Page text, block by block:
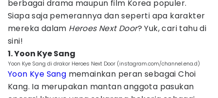
berbagai drama maupun film Korea populer.
Siapa saja pemerannya dan seperti apa karakter
mereka dalam Heroes Next Door? Yuk, cari tahu di
sini!
1. Yoon Kye Sang
Yoon Kye Sang di drakor Heroes Next Door (instagram.com/channel.ena.d)
Yoon Kye Sang memainkan peran sebagai Choi
Kang. Ia merupakan mantan anggota pasukan